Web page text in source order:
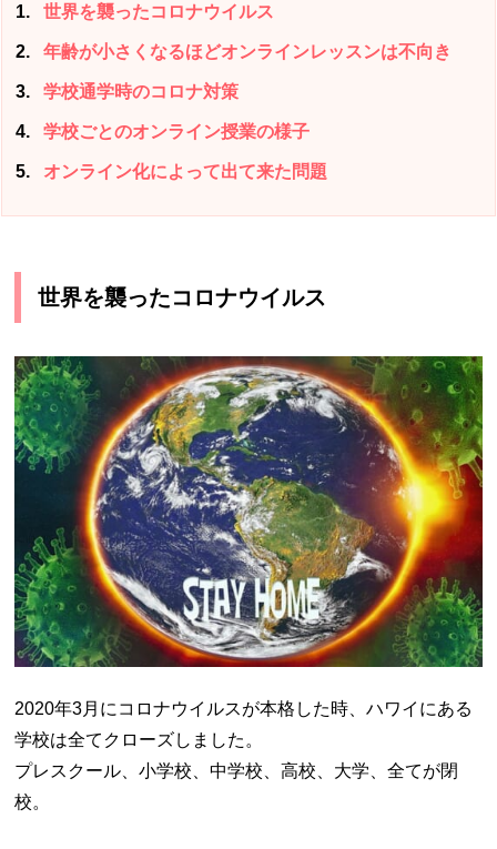
1 世界を襲ったコロナウイルス
2 年齢が小さくなるほどオンラインレッスンは不向き
3 学校通学時のコロナ対策
4 学校ごとのオンライン授業の様子
5 オンライン化によって出て来た問題
世界を襲ったコロナウイルス
2020年3月にコロナウイルスが本格した時、ハワイにある
学校は全てクローズしました。
プレスクール、小学校、中学校、高校、大学、全てが閉
校。